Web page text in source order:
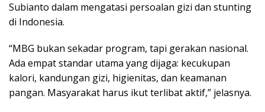
Subianto dalam mengatasi persoalan gizi dan stunting
di Indonesia.
“MBG bukan sekadar program, tapi gerakan nasional.
Ada empat standar utama yang dijaga: kecukupan
kalori, kandungan gizi, higienitas, dan keamanan
pangan. Masyarakat harus ikut terlibat aktif,” jelasnya.